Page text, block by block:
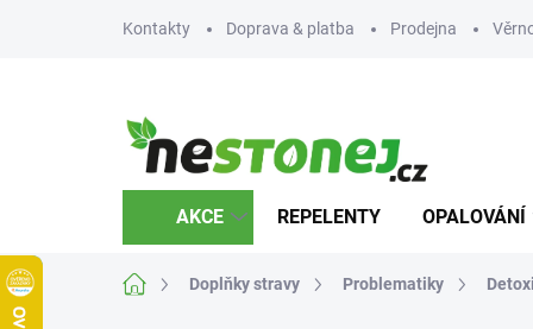
Kontakty Doprava & platba Prodejna
AKCE REPELENTY OPALOVÁNÍ
Domů Doplňky stravy Problematiky